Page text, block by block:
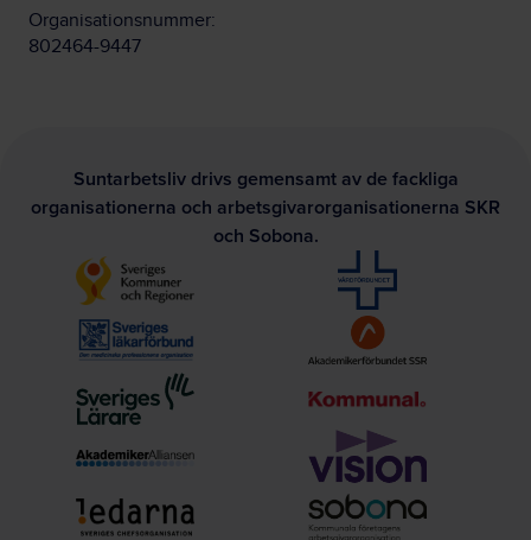
Organisationsnummer:
802464-9447
Suntarbetsliv drivs gemensamt av de fackliga
organisationerna och arbetsgivarorganisationerna SKR
och Sobona.